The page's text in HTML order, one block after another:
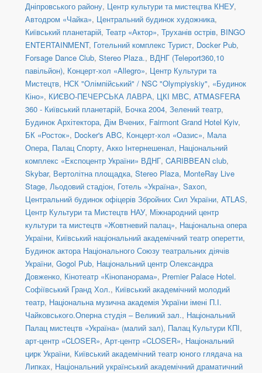
Дніпровського району, Центр культури та мистецтва КНЕУ,
Автодром «Чайка», Центральний будинок художника,
Київський планетарій, Театр «Актор», Труханів острів, BINGO
ENTERTAINMENT, Готельний комплекс Турист, Docker Pub,
Forsage Dance Club, Stereo Plaza., ВДНГ (Teleport360,10
павільйон), Концерт-хол «Allegro», Центр Культури та
Мистецтв, НСК "Олімпійський" / NSC "Olympiyskiy", «Будинок
Кіно», КИЄВО-ПЕЧЕРСЬКА ЛАВРА, ЦКІ МВС, ATMASFERA
360 - Київський планетарій, Бочка 2004, Зелений театр,
Будинок Архітектора, Дім Вчених, Fairmont Grand Hotel Kyiv,
БК «Росток», Docker's ABC, Концерт-хол «Оазис», Мала
Опера, Палац Спорту, Акко Інтернешенал, Національний
комплекс «Експоцентр України» ВДНГ, CARIBBEAN club,
Skybar, Вертолітна площадка, Stereo Plaza, MonteRay Live
Stage, Льодовий стадіон, Готель «Україна», Saxon,
Центральний будинок офіцерів Збройних Сил України, ATLAS,
Центр Культури та Мистецтв НАУ, Міжнародний центр
культури та мистецтв «Жовтневий палац», Національна опера
України, Київський національний академічний театр оперетти,
Будинок актора Національного Союзу театральних діячів
України, Gogol Pub, Національний центр Олександра
Довженко, Кінотеатр «Кінопанорама», Premier Palace Hotel.
Софіївський Гранд Хол., Київський академічний молодий
театр, Національна музична академія України імені П.І.
Чайковського.Оперна студія – Великий зал., Національний
Палац мистецтв «Україна» (малий зал), Палац Культури КПІ,
арт-центр «CLOSER», Арт-центр «CLOSER», Національний
цирк України, Київський академічний театр юного глядача на
Липках, Національний український академічний драматичний